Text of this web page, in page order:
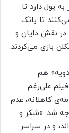
پول دارد تا
تا بانک
در نقش دایان و
بازی می‌کردند.
هم
علی‌رغم
کاهلانه، عدم
شد. «شکر و
و در سراسر